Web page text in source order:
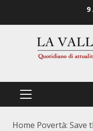
9
PRIMÄRES
Home Povertà: Save